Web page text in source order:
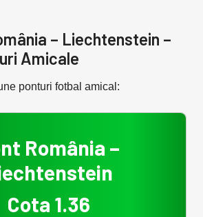
– Liechtenstein –
Amicale
ponturi fotbal amical:
România –
Cota 1.36